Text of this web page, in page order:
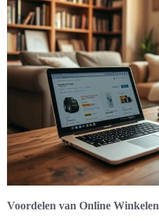
Voordelen van Online Winkelen